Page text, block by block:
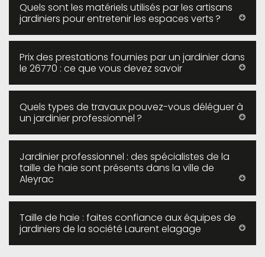
Quels sont les matériels utilisés par les artisans
jardiniers pour entretenir les espaces verts ?
Prix des prestations fournies par un jardinier dans
le 26770 : ce que vous devez savoir
Quels types de travaux pouvez-vous déléguer à
un jardinier professionnel ?
Jardinier professionnel : des spécialistes de la
taille de haie sont présents dans la ville de
Aleyrac
Taille de haie : faites confiance aux équipes de
jardiniers de la société Laurent elagage